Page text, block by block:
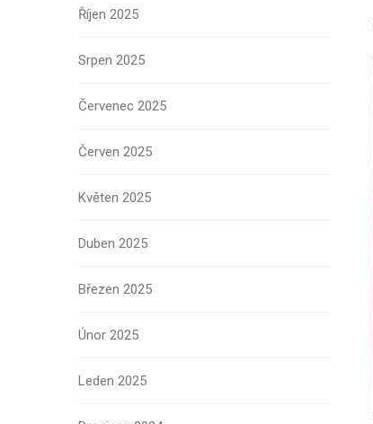
Říjen 2025
Srpen 2025
Červenec 2025
Červen 2025
Květen 2025
Duben 2025
Březen 2025
Únor 2025
Leden 2025